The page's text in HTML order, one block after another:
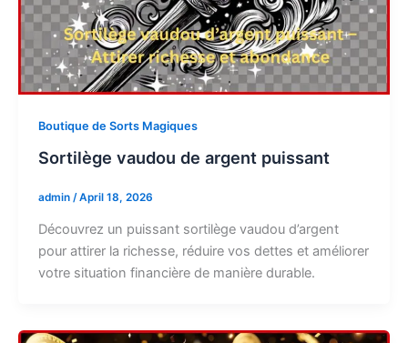
Boutique de Sorts Magiques
Sortilège vaudou de argent puissant
admin /April 18, 2026
Découvrez un puissant sortilège vaudou d’argent
pour attirer la richesse, réduire vos dettes et améliorer
votre situation financière de manière durable.